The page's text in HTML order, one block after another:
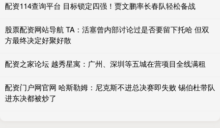
配资114查询平台 目标锁定四强！贾文鹏率长春队轻松备战
股票配资网站导航 TA：活塞曾内部讨论过是否要留下托哈 但双
方最终决定好聚好散
配资之家论坛 越秀星寓：广州、深圳等五城在营项目全线满租
配资门户网官网 哈斯勒姆：尼克斯不进总决赛即失败 锡伯杜带队
进东决都被炒了